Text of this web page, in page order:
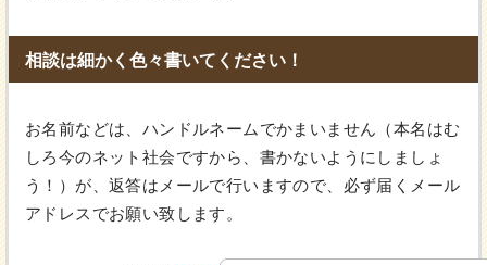
相談は細かく色々書いてください！
お名前などは、ハンドルネームでかまいません（本名はむ
しろ今のネット社会ですから、書かないようにしましょ
う！）が、返答はメールで行いますので、必ず届くメール
アドレスでお願い致します。